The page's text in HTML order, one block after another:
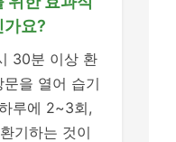
가요?
30분 이상 환
을 열어 습기
루에 2~3회,
기하는 것이